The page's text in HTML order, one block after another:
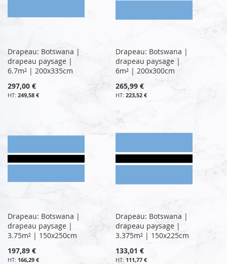
Drapeau: Botswana |
drapeau paysage |
6.7m² | 200x335cm
297,00 €
249,58 €
Drapeau: Botswana |
drapeau paysage |
6m² | 200x300cm
265,99 €
223,52 €
Drapeau: Botswana |
drapeau paysage |
3.75m² | 150x250cm
197,89 €
166,29 €
Drapeau: Botswana |
drapeau paysage |
3.375m² | 150x225cm
133,01 €
111,77 €